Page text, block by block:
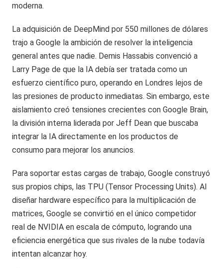
moderna.
La adquisición de DeepMind por 550 millones de dólares
trajo a Google la ambición de resolver la inteligencia
general antes que nadie. Demis Hassabis convenció a
Larry Page de que la IA debía ser tratada como un
esfuerzo científico puro, operando en Londres lejos de
las presiones de producto inmediatas. Sin embargo, este
aislamiento creó tensiones crecientes con Google Brain,
la división interna liderada por Jeff Dean que buscaba
integrar la IA directamente en los productos de
consumo para mejorar los anuncios.
Para soportar estas cargas de trabajo, Google construyó
sus propios chips, las TPU (Tensor Processing Units). Al
diseñar hardware específico para la multiplicación de
matrices, Google se convirtió en el único competidor
real de NVIDIA en escala de cómputo, logrando una
eficiencia energética que sus rivales de la nube todavía
intentan alcanzar hoy.